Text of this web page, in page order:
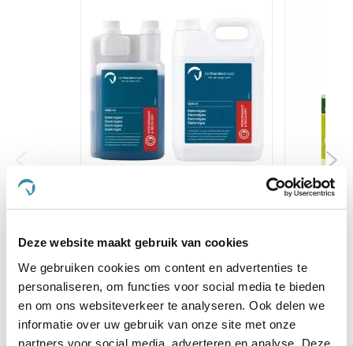
Deze website maakt gebruik van cookies
We gebruiken cookies om content en advertenties te
personaliseren, om functies voor social media te bieden
en om ons websiteverkeer te analyseren. Ook delen we
informatie over uw gebruik van onze site met onze
partners voor social media, adverteren en analyse. Deze
€ 18,95 € 16,11
Voeg toe aan winkeltas Voeg